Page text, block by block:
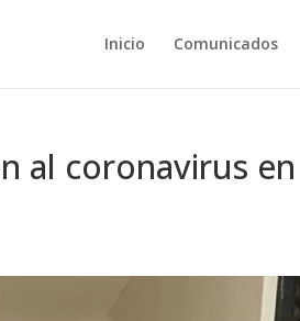
Inicio Comunicados
al coronavirus